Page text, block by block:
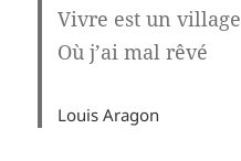
Vivre est un village
Où j’ai mal rêvé
Louis Aragon